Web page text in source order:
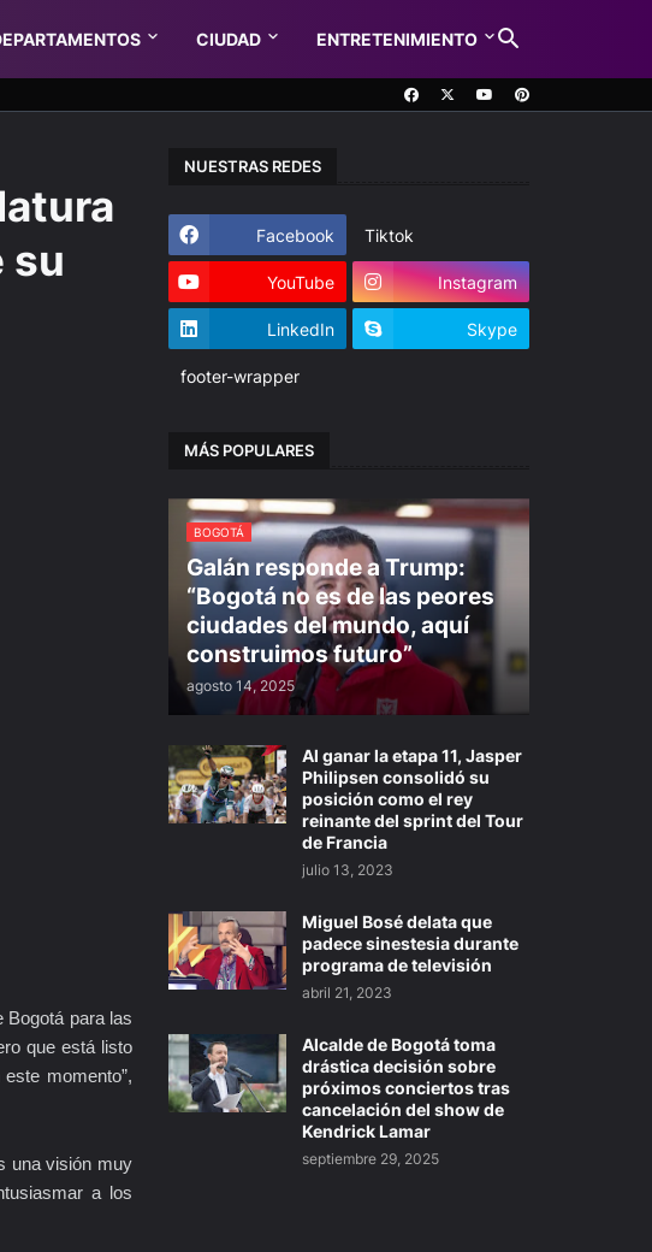
CIUDAD ENTRETENIMIENTO
su
Bogotá para las
que está listo
momento”,
una visión muy
a los
NUESTRAS REDES
Facebook Tiktok
YouTube Instagram
LinkedIn Skype
footer-wrapper
MÁS POPULARES
BOGOTÁ
Galán responde a Trump:
“Bogotá no es de las peores
ciudades del mundo, aquí
construimos futuro”
agosto 14, 2025
Al ganar la etapa 11, Jasper
Philipsen consolidó su
posición como el rey
reinante del sprint del Tour
de Francia
julio 13, 2023
Miguel Bosé delata que
padece sinestesia durante
programa de televisión
abril 21, 2023
Alcalde de Bogotá toma
drástica decisión sobre
próximos conciertos tras
cancelación del show de
Kendrick Lamar
septiembre 29, 2025